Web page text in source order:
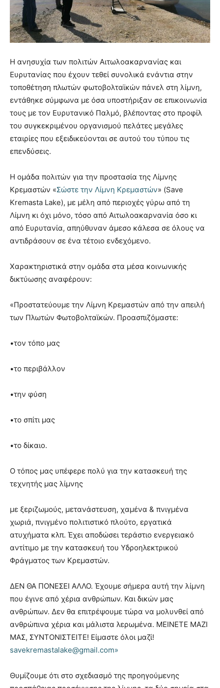
Η ανησυχία των πολιτών Αιτωλοακαρνανίας και
Ευρυτανίας που έχουν τεθεί συνολικά ενάντια στην
τοποθέτηση πλωτών φωτοβολταϊκών πάνελ στη λίμνη,
εντάθηκε σύμφωνα με όσα υποστήριξαν σε επικοινωνία
τους με τον Ευρυτανικό Παλμό, βλέποντας στο προφίλ
του συγκεκριμένου οργανισμού πελάτες μεγάλες
εταιρίες που εξειδικεύονται σε αυτού του τύπου τις
επενδύσεις.
Η ομάδα πολιτών για την προστασία της Λίμνης
Κρεμαστών «Σώστε την Λίμνη Κρεμαστών» (Save
Kremasta Lake), με μέλη από περιοχές γύρω από τη
Λίμνη κι όχι μόνο, τόσο από Αιτωλοακαρνανία όσο κι
από Ευρυτανία, απηύθυναν άμεσο κάλεσα σε όλους να
αντιδράσουν σε ένα τέτοιο ενδεχόμενο.
Χαρακτηριστικά στην ομάδα στα μέσα κοινωνικής
δικτύωσης αναφέρουν:
«Προστατεύουμε την Λίμνη Κρεμαστών από την απειλή
των Πλωτών Φωτοβολταϊκών. Προασπιζόμαστε:
•τον τόπο μας
•το περιβάλλον
•την φύση
•το σπίτι μας
•το δίκαιο.
Ο τόπος μας υπέφερε πολύ για την κατασκευή της
τεχνητής μας λίμνης
με ξεριζωμούς, μετανάστευση, χαμένα & πνιγμένα
χωριά, πνιγμένο πολιτιστικό πλούτο, εργατικά
ατυχήματα κλπ. Έχει αποδώσει τεράστιο ενεργειακό
αντίτιμο με την κατασκευή του Υδροηλεκτρικού
Φράγματος των Κρεμαστών.
ΔΕΝ ΘΑ ΠΟΝΕΣΕΙ ΑΛΛΟ. Έχουμε σήμερα αυτή την λίμνη
που έγινε από χέρια ανθρώπων. Και δικών μας
ανθρώπων. Δεν θα επιτρέψουμε τώρα να μολυνθεί από
ανθρώπινα χέρια και μάλιστα λερωμένα. ΜΕΙΝΕΤΕ ΜΑΖΙ
ΜΑΣ, ΣΥΝΤΟΝΙΣΤΕΙΤΕ! Είμαστε όλοι μαζί!
savekremastalake@gmail.com»
Θυμίζουμε ότι στο σχεδιασμό της προηγούμενης